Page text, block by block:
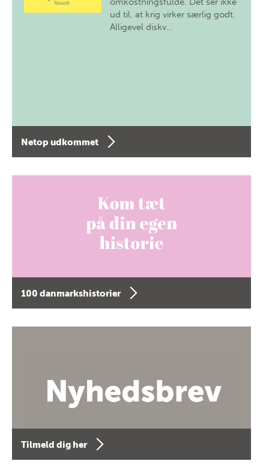
ud til, at krig virker særlig godt.
Alligevel diskv…
Netop udkommet
100 danmarkshistorier
Tilmeld dig her